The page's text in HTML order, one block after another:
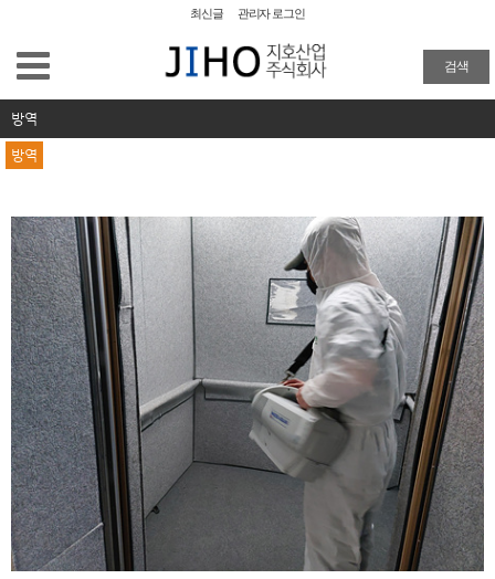
공장청소
외벽청소
준공청소
물탱크청소
이사/입주청소
특수 화재청소
방역
방역
주요업무 및 실적
갤러리
최신글 관리자 로그인
검색
방역
방역